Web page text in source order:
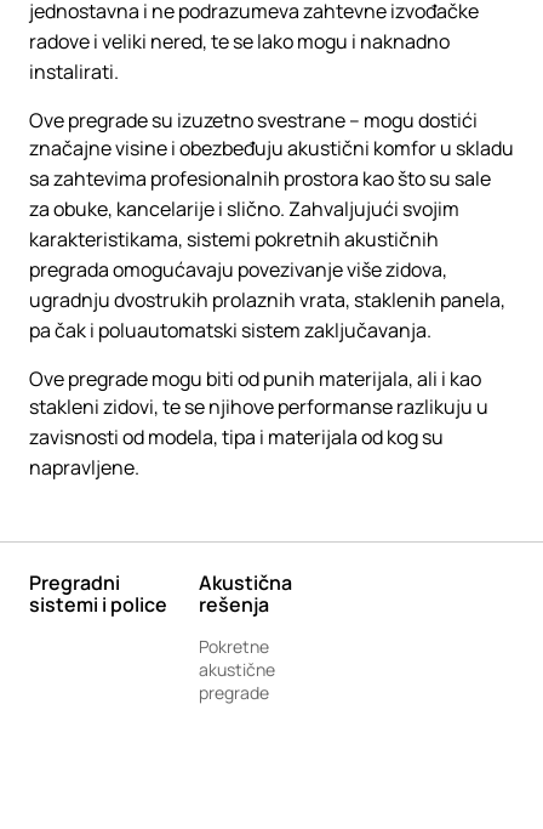
jednostavna i ne podrazumeva zahtevne izvođačke
radove i veliki nered, te se lako mogu i naknadno
instalirati.
Ove pregrade su izuzetno svestrane – mogu dostići
značajne visine i obezbeđuju akustični komfor u skladu
sa zahtevima profesionalnih prostora kao što su sale
za obuke, kancelarije i slično. Zahvaljujući svojim
karakteristikama, sistemi pokretnih akustičnih
pregrada omogućavaju povezivanje više zidova,
ugradnju dvostrukih prolaznih vrata, staklenih panela,
pa čak i poluautomatski sistem zaključavanja.
Ove pregrade mogu biti od punih materijala, ali i kao
stakleni zidovi, te se njihove performanse razlikuju u
zavisnosti od modela, tipa i materijala od kog su
napravljene.
Pregradni
sistemi i police
Akustična
rešenja
Pokretne
akustične
pregrade